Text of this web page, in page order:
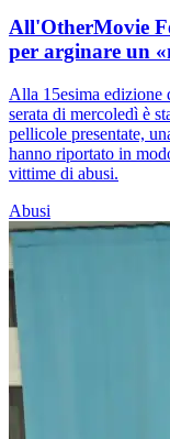
All'OtherMovie
per arginare un
Alla 15esima edizione
serata di mercoledì è
pellicole presentate,
hanno riportato in
vittime di abusi.
Abusi